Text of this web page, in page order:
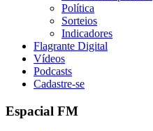
Política
Sorteios
Indicadores
Flagrante Digital
Vídeos
Podcasts
Cadastre-se
Espacial FM